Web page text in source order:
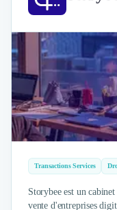
Transactions Services
Storybee est un
vente d'entreprises